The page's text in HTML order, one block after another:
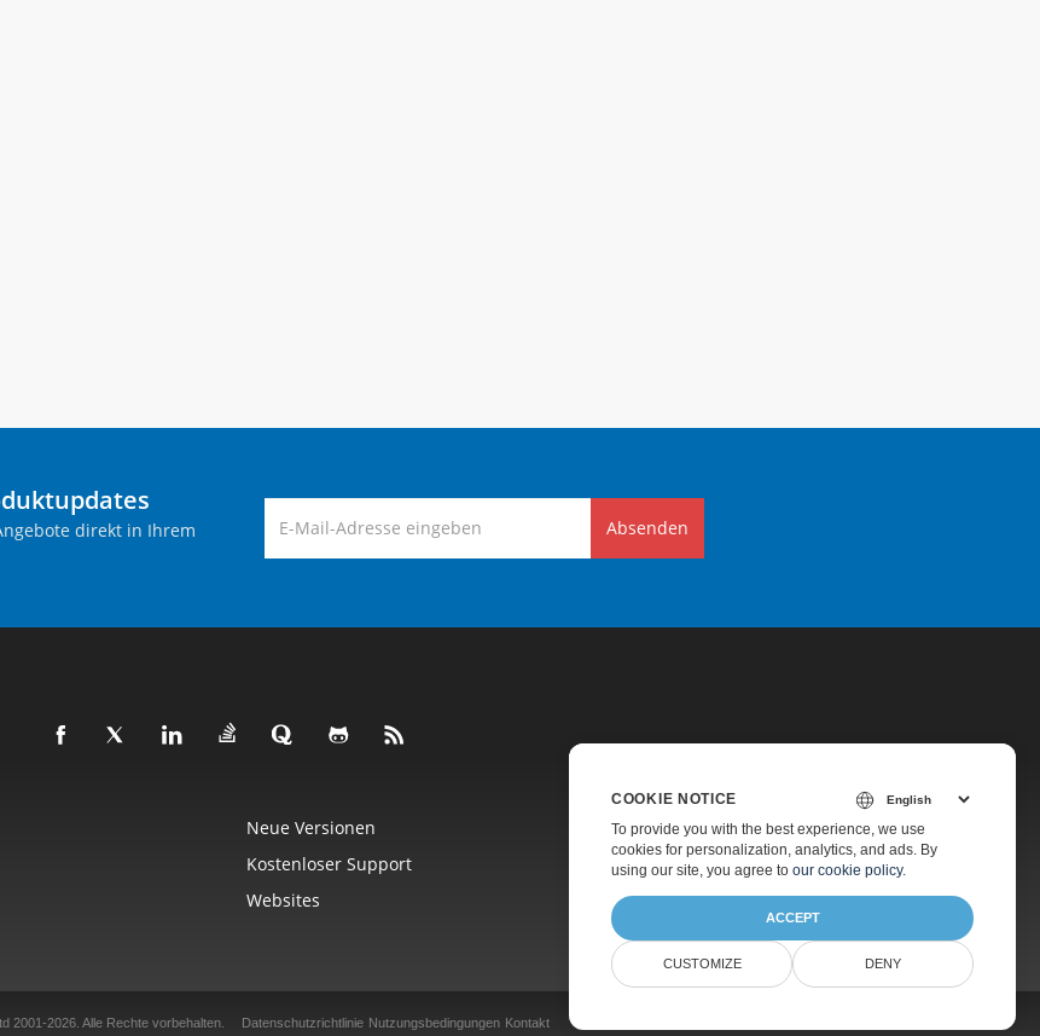
direkt in Ihrem
Absenden
Neue Versionen
Preise
Kostenloser Support
Kostenpflichtiger Support
Websites Über Uns
2001-2026. Alle Rechte vorbehalten. Datenschutzrichtlinie Nutzungsbedingungen Kontakt
COOKIE NOTICE
To provide you with the best experience, we use
cookies for personalization, analytics, and ads. By
using our site, you agree to our cookie policy.
ACCEPT
CUSTOMIZE DENY